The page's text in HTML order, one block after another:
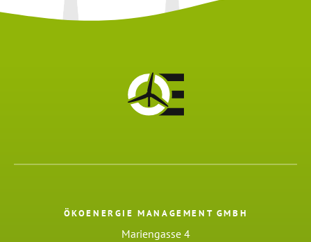
ÖKOENERGIE MANAGEMENT GMBH
Mariengasse 4